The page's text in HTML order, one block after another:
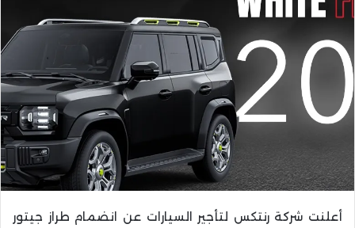
أعلنت شركة رنتكس لتأجير السيارات عن انضمام طراز جيتور